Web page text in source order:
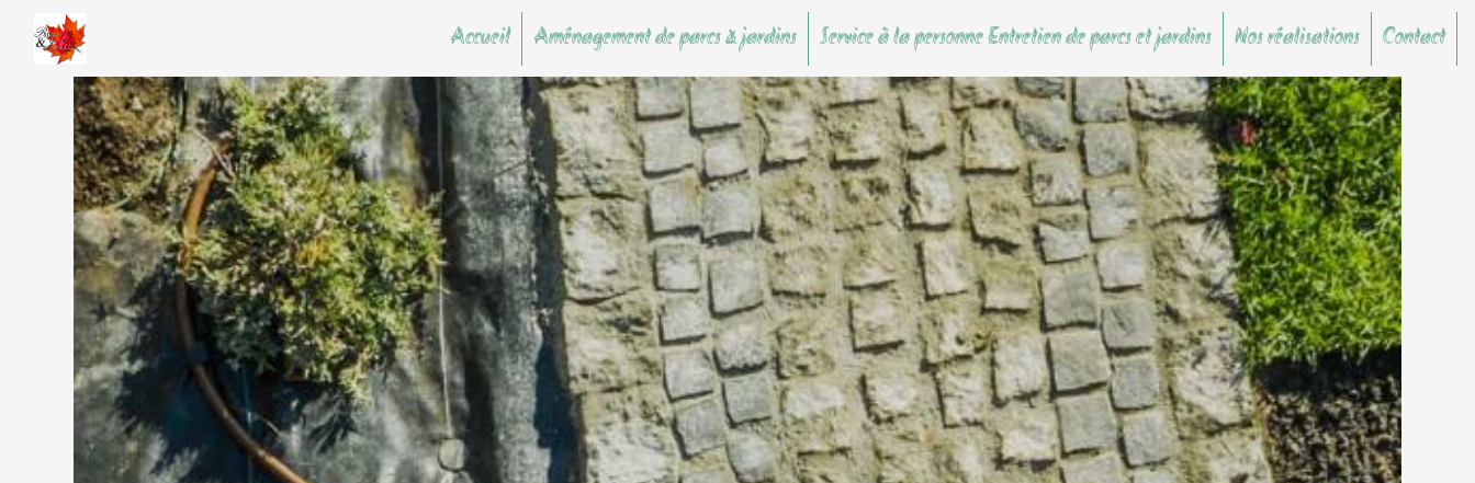
Accueil Aménagement de parcs & jardins Service à la personne Entretien de parcs et jardins Nos réalisations Contact
Panneau de gestion des cookies